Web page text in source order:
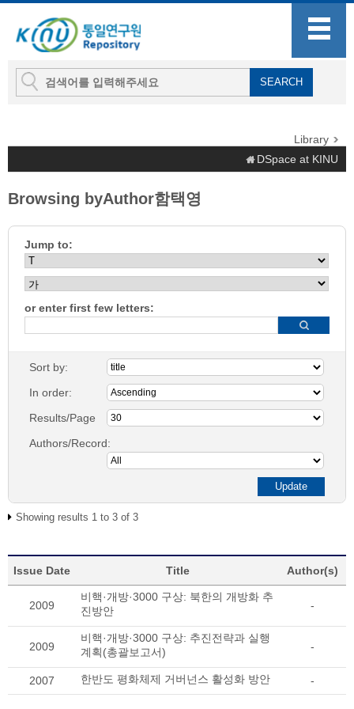
Library
DSpace at KINU
Browsing byAuthor함택영
Jump to:
or enter first few letters:
Sort by:
In order:
Results/Page
Authors/Record:
Showing results 1 to 3 of 3
Issue Date Title Author(s)
2009
비핵·개방·3000 구상: 북한의 개방화 추
진방안
-
2009
비핵·개방·3000 구상: 추진전략과 실행
계획(총괄보고서)
-
2007 한반도 평화체제 거버넌스 활성화 방안 -